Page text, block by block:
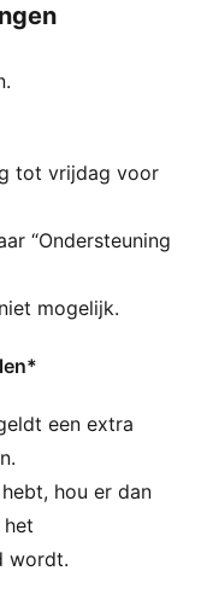
materialen
oudere
tot vrijdag voor
“Ondersteuning
mogelijk.
een extra
hou er dan
wordt.